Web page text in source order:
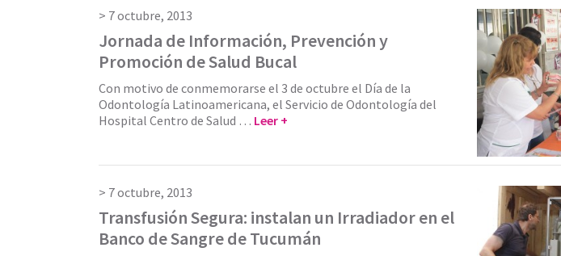
7 octubre, 2013
Jornada de Información, Prevención y
Promoción de Salud Bucal
Con motivo de conmemorarse el 3 de octubre el Día de la
Odontología Latinoamericana, el Servicio de Odontología del
Hospital Centro de Salud … Leer +
7 octubre, 2013
Transfusión Segura: instalan un Irradiador en el
Banco de Sangre de Tucumán